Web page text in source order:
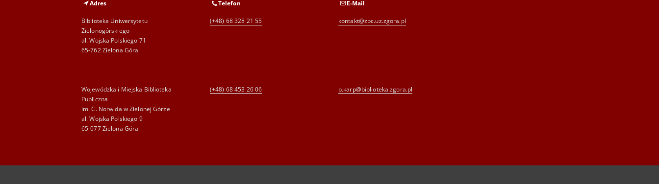
Adres
Biblioteka Uniwersytetu
Zielonogórskiego
al. Wojska Polskiego 71
65-762 Zielona Góra
Telefon
(+48) 68 328 21 55
E-Mail
kontakt@zbc.uz.zgora.pl
Wojewódzka i Miejska Biblioteka
Publiczna
im. C. Norwida w Zielonej Górze
al. Wojska Polskiego 9
65-077 Zielona Góra
(+48) 68 453 26 06 p.karp@biblioteka.zgora.pl